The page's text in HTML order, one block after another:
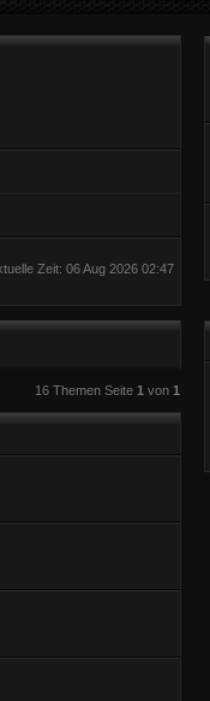
Zeit: 06 Aug 2026 02:47
16 Themen Seite 1 von 1